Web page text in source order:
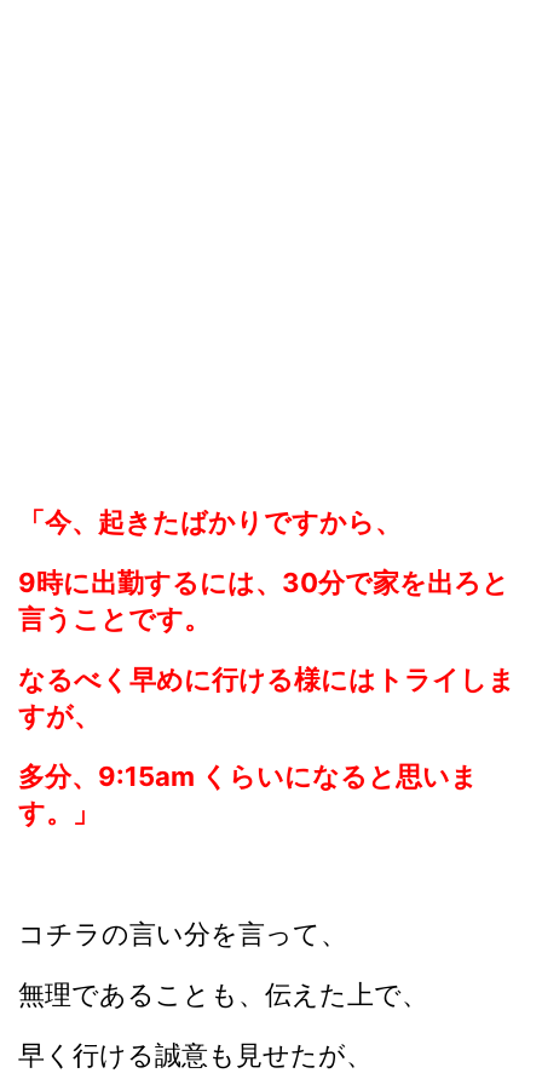
「今、起きたばかりですから、
9時に出勤するには、30分で家を出ろと
言うことです。
なるべく早めに行ける様にはトライしま
すが、
多分、9:15am くらいになると思いま
す。」
コチラの言い分を言って、
無理であることも、伝えた上で、
早く行ける誠意も見せたが、